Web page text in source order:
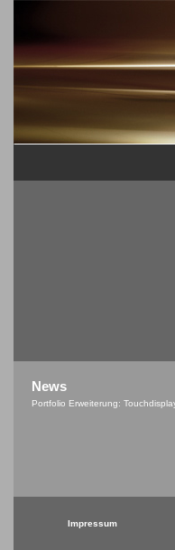
News
Portfolio Erweiterung:
Impressum